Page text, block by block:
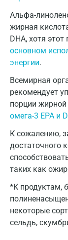
Альфа-
жирная
DHA, хотя
основном
энергии.
Всемирная
рекомендует
порции
омега-3 EPA и
К сожалению,
достаточного
таких как
*К продуктам,
некоторые
сельдь,
Коломна
Королев
Кострома
Курск
Лабинск
Липецк
Лобня